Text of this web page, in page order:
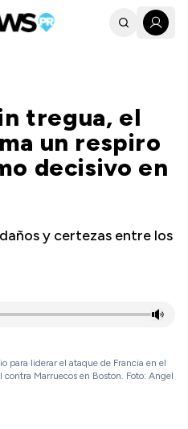
tregua, el
un respiro
decisivo en
y certezas entre los
para liderar el ataque de Francia en el
Marruecos en Boston. Foto: Angel